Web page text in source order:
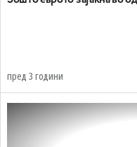
пред 3 години